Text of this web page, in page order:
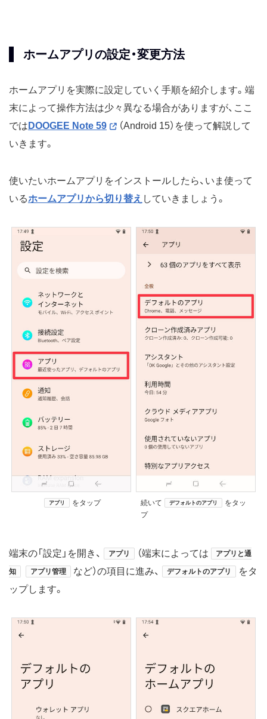
ホームアプリの設定・変更方法
ホームアプリを実際に設定していく手順を紹介します。端
末によって操作方法は少々異なる場合がありますが、ここ
では DOOGEE Note 59
（Android 15）を使って解説して
いきます。
使いたいホームアプリをインストールしたら、いま使って
いるホームアプリから切り替え していきましょう。
アプリ をタップ 続いて デフォルトのアプリ
をタッ
プ
端末の「設定」を開き、 アプリ （端末によっては アプリと通
知 アプリ管理 など）の項目に進み、 デフォルトのアプリ
をタ
ップします。